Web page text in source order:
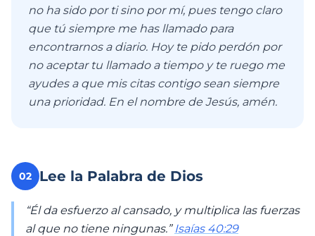
no ha sido por ti sino por mí, pues tengo claro
que tú siempre me has llamado para
encontrarnos a diario. Hoy te pido perdón por
no aceptar tu llamado a tiempo y te ruego me
ayudes a que mis citas contigo sean siempre
una prioridad. En el nombre de Jesús, amén.
02 Lee la Palabra de Dios
“Él da esfuerzo al cansado, y multiplica las fuerzas
al que no tiene ningunas.” Isaías 40:29